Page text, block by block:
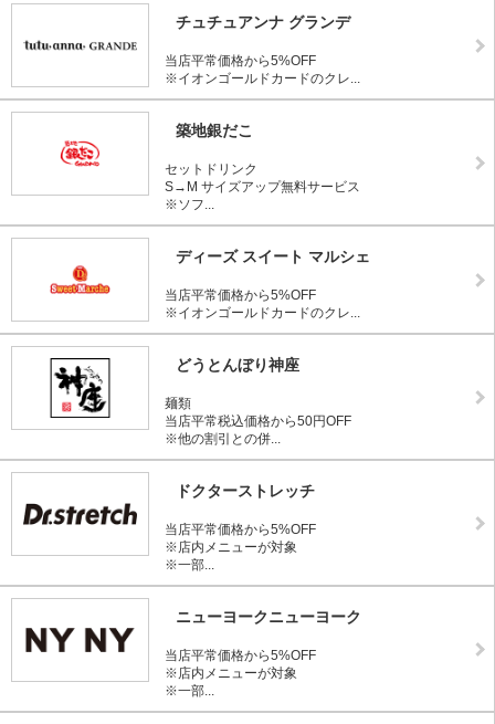
チュチュアンナ グランデ
当店平常価格から5%OFF
※イオンゴールドカードのクレ...
築地銀だこ
セットドリンク
S→M サイズアップ無料サービス
※ソフ...
ディーズ スイート マルシェ
当店平常価格から5%OFF
※イオンゴールドカードのクレ...
どうとんぼり神座
麺類
当店平常税込価格から50円OFF
※他の割引との併...
ドクターストレッチ
当店平常価格から5%OFF
※店内メニューが対象
※一部...
ニューヨークニューヨーク
当店平常価格から5%OFF
※店内メニューが対象
※一部...